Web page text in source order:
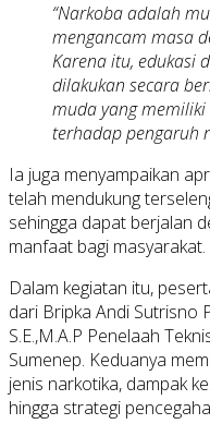
“Narkoba adalah
mengancam masa
Karena itu, edukasi
dilakukan secara
muda yang
terhadap pengaruh
Ia juga menyampaikan
telah mendukung
sehingga dapat berjalan
manfaat bagi masyarakat.
Dalam kegiatan itu,
dari Bripka Andi Sutrisno
S.E.,M.A.P Penelaah
Sumenep. Keduanya
jenis narkotika, dampak
hingga strategi